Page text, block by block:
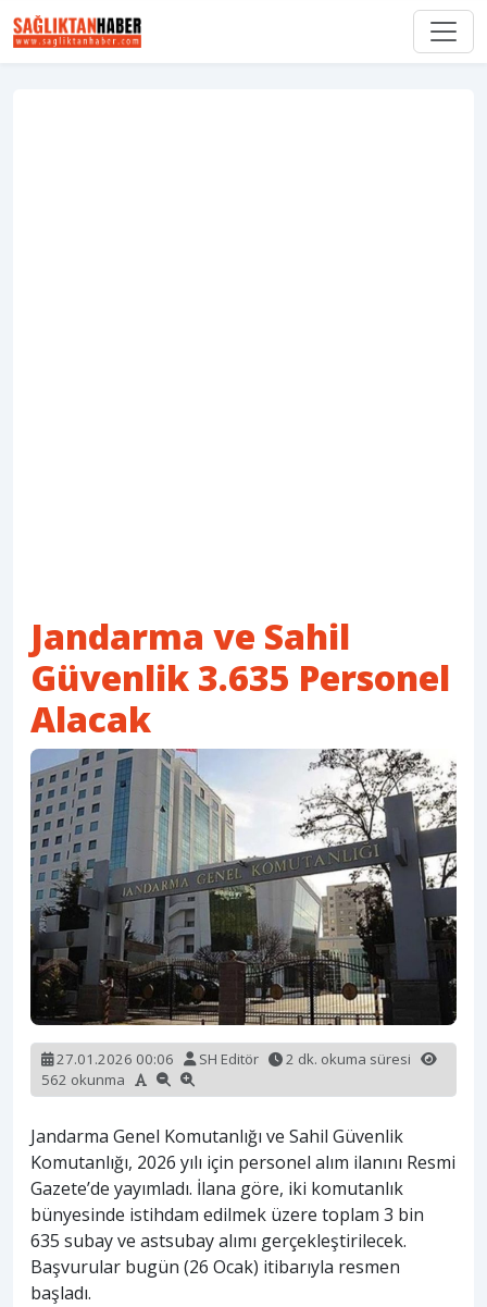
Jandarma ve Sahil
Güvenlik 3.635 Personel
Alacak
27.01.2026 00:06 SH Editör
2 dk. okuma süresi
562 okunma
Jandarma Genel Komutanlığı ve Sahil Güvenlik
Komutanlığı, 2026 yılı için personel alım ilanını Resmi
Gazete’de yayımladı. İlana göre, iki komutanlık
bünyesinde istihdam edilmek üzere toplam 3 bin
635 subay ve astsubay alımı gerçekleştirilecek.
Başvurular bugün (26 Ocak) itibarıyla resmen
başladı.